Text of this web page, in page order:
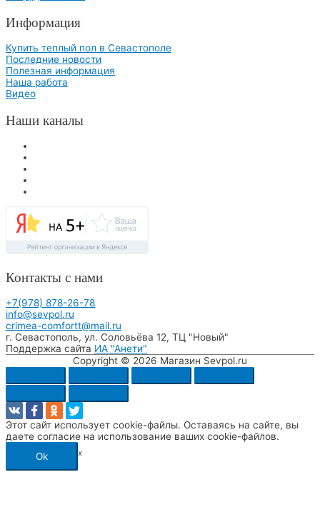
Информация
Купить теплый пол в Севастополе
Последние новости
Полезная информация
Наша работа
Видео
Наши каналы
Контакты с нами
+7(978) 878-26-78
info@sevpol.ru
crimea-comfortt@mail.ru
г. Севастополь, ул. Соловьёва 12, ТЦ "Новый"
Поддержка сайта ИА "Анети"
Copyright © 2026 Магазин Sevpol.ru
Этот сайт использует cookie-файлы. Оставаясь на сайте, вы
даете согласие на использование ваших cookie-файлов.
Ok
x